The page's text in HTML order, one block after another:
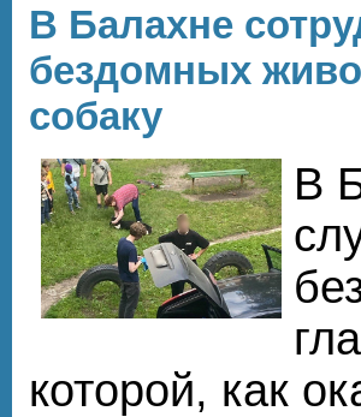
В Балахне
бездомных
собаку
В
которой, как